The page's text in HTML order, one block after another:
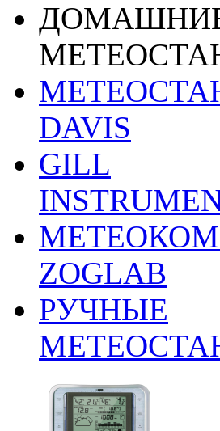
DAVIS
GILL
ZOGLAB
РУЧНЫЕ